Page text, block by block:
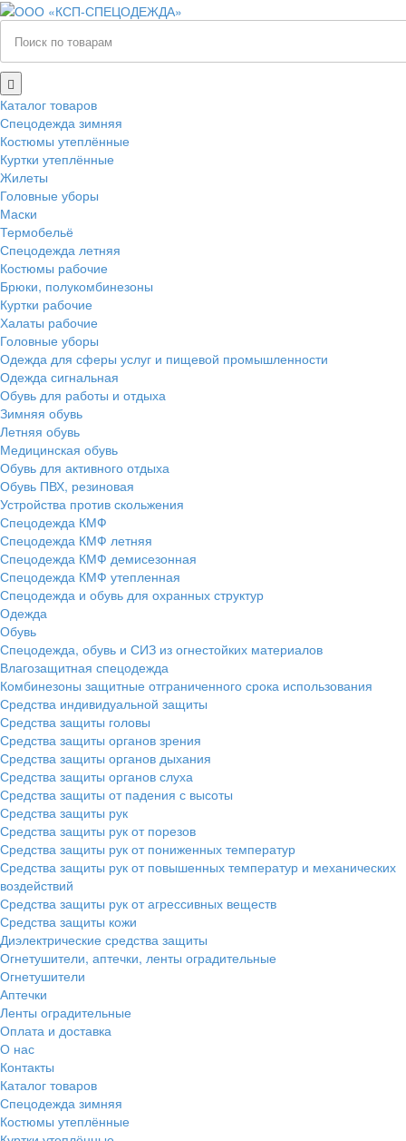
Каталог товаров
Спецодежда зимняя
Костюмы утеплённые
Куртки утеплённые
Жилеты
Головные уборы
Маски
Термобельё
Спецодежда летняя
Костюмы рабочие
Брюки, полукомбинезоны
Куртки рабочие
Халаты рабочие
Головные уборы
Одежда для сферы услуг и пищевой промышленности
Одежда сигнальная
Обувь для работы и отдыха
Зимняя обувь
Летняя обувь
Медицинская обувь
Обувь для активного отдыха
Обувь ПВХ, резиновая
Устройства против скольжения
Спецодежда КМФ
Спецодежда КМФ летняя
Спецодежда КМФ демисезонная
Спецодежда КМФ утепленная
Спецодежда и обувь для охранных структур
Одежда
Обувь
Спецодежда, обувь и СИЗ из огнестойких материалов
Влагозащитная спецодежда
Комбинезоны защитные отграниченного срока использования
Средства индивидуальной защиты
Средства защиты головы
Средства защиты органов зрения
Средства защиты органов дыхания
Средства защиты органов слуха
Средства защиты от падения с высоты
Средства защиты рук
Средства защиты рук от порезов
Средства защиты рук от пониженных температур
Средства защиты рук от повышенных температур и механических
воздействий
Средства защиты рук от агрессивных веществ
Средства защиты кожи
Диэлектрические средства защиты
Огнетушители, аптечки, ленты оградительные
Огнетушители
Аптечки
Ленты оградительные
Оплата и доставка
О нас
Контакты
Каталог товаров
Спецодежда зимняя
Костюмы утеплённые